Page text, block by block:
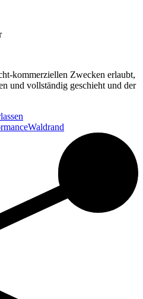
kommerziellen Zwecken erlaubt,
und vollständig geschieht und der
Waldrand